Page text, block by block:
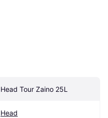
Head Tour Zaino 25L
Head